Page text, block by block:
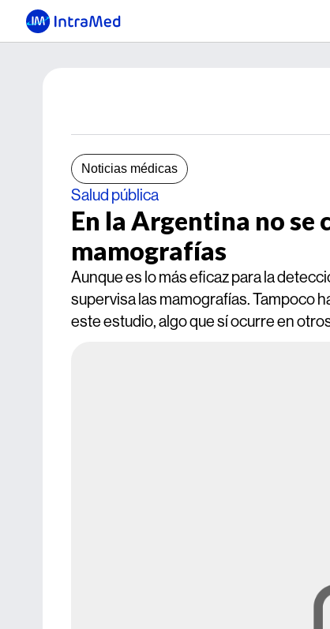
Noticias médicas
Salud pública
En la Argentina no se
mamografías
Aunque es lo más eficaz para la
supervisa las mamografías. Tampoco
este estudio, algo que sí ocurre en